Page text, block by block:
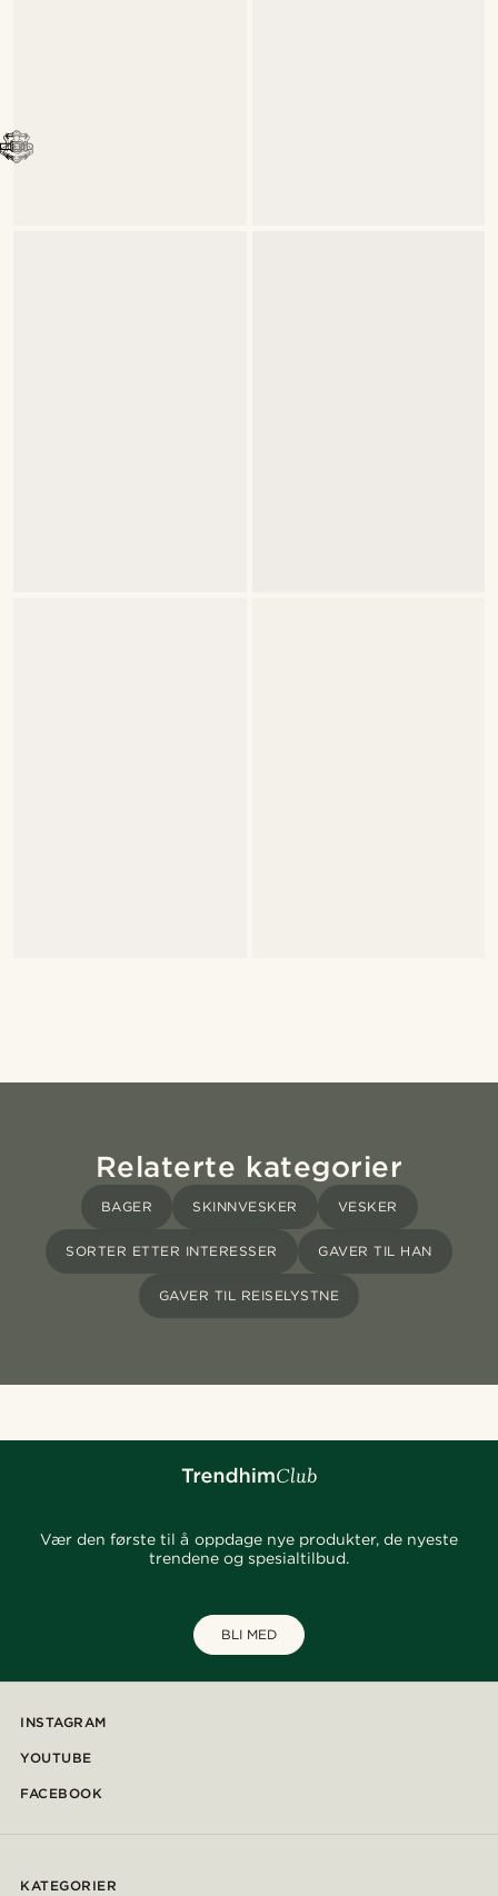
Relaterte kategorier
BAGER SKINNVESKER VESKER
SORTER ETTER INTERESSER GAVER TIL HAN
GAVER TIL REISELYSTNE
Vær den første til å oppdage nye produkter, de nyeste
trendene og spesialtilbud.
BLI MED
INSTAGRAM
YOUTUBE
FACEBOOK
KATEGORIER